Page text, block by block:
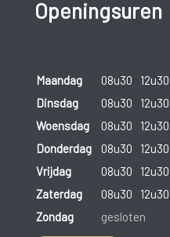
Openingsuren
Maandag 08u30 12u30
Dinsdag
08u30 12u30
Woensdag
08u30 12u30
Donderdag
08u30 12u30
Vrijdag
08u30 12u30
Zaterdag
08u30
12u30
Zondag
gesloten